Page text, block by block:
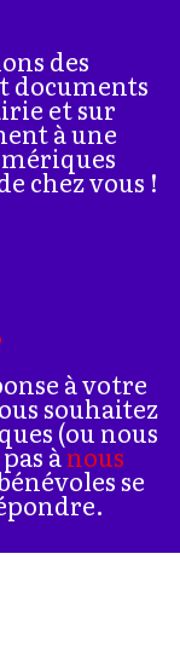
des
documents
et sur
à une
chez vous !
à votre
souhaitez
(ou nous
ànous
se